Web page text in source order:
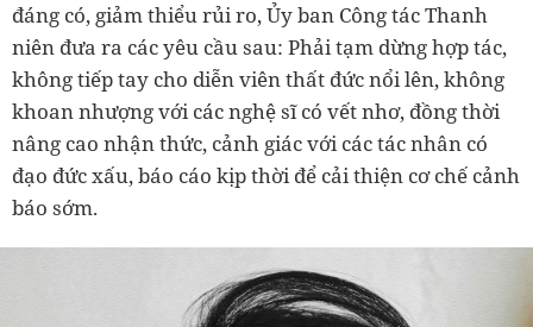
đáng có, giảm thiểu rủi ro, Ủy ban Công tác Thanh
niên đưa ra các yêu cầu sau: Phải tạm dừng hợp tác,
không tiếp tay cho diễn viên thất đức nổi lên, không
khoan nhượng với các nghệ sĩ có vết nhơ, đồng thời
nâng cao nhận thức, cảnh giác với các tác nhân có
đạo đức xấu, báo cáo kịp thời để cải thiện cơ chế cảnh
báo sớm.